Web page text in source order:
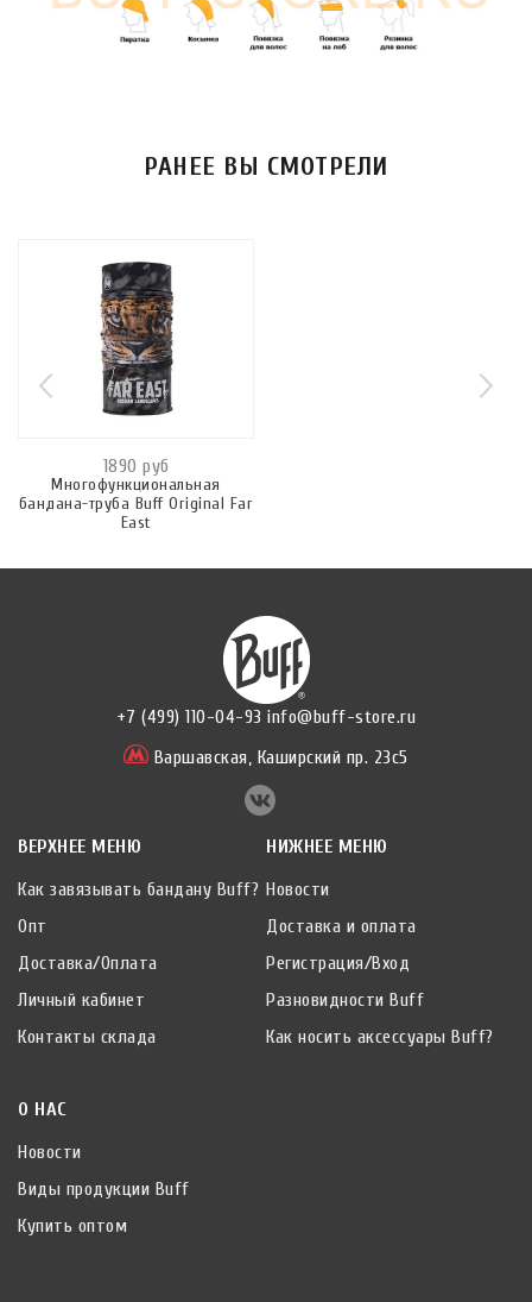
РАНЕЕ ВЫ СМОТРЕЛИ
1890 руб
Многофункциональная
бандана-труба Buff Original Far
East
+7 (499) 110-04-93 info@buff-store.ru
Варшавская, Каширский пр. 23с5
ВЕРХНЕЕ МЕНЮ
Как завязывать бандану Buff?
Опт
Доставка/Оплата
Личный кабинет
Контакты склада
НИЖНЕЕ МЕНЮ
Новости
Доставка и оплата
Регистрация/Вход
Разновидности Buff
Как носить аксессуары Buff?
О НАС
Новости
Виды продукции Buff
Купить оптом